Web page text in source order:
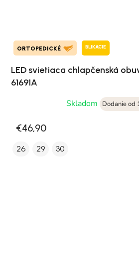
ORTOPEDICKÉ BLIKACIE
LED svietiaca chlapčenská
61691A
Skladom
Dodanie od
€46,90
26 29 30